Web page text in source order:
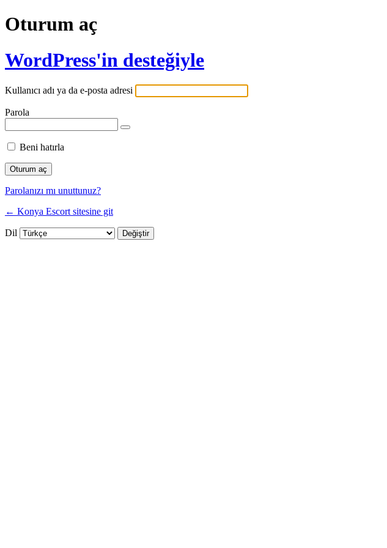
Oturum aç
WordPress'in desteğiyle
Kullanıcı adı ya da e-posta adresi
Parola
Beni hatırla
Parolanızı mı unuttunuz?
← Konya Escort sitesine git
Dil